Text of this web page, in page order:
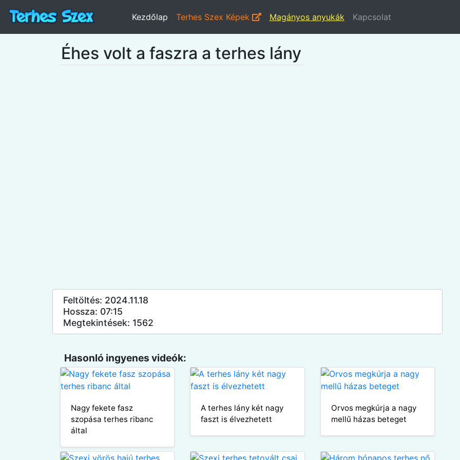
Kezdőlap Terhes Szex Képek Magányos anyukák Kapcsolat
Éhes volt a faszra a terhes lány
Feltöltés: 2024.11.18
Hossza: 07:15
Megtekintések: 1562
Hasonló ingyenes videók:
Nagy fekete fasz
szopása terhes ribanc
által
A terhes lány két nagy
faszt is élvezhetett
Orvos megkúrja a nagy
mellű házas beteget